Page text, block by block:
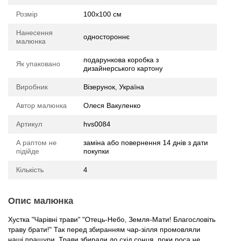
Розмір 100х100 см
Нанесення
малюнка
одностороннє
Як упаковано
подарункова коробка з
дизайнерського картону
Виробник Візерунок, Україна
Автор малюнка Олеся Вакуленко
Артикул hvs0084
А раптом не
підійде
заміна або повернення 14 днів з дати
покупки
Кількість 4
Опис малюнка
Хустка "Чарівні трави" "Отець-Небо, Земля-Мати! Благословіть
траву брати!" Так перед збиранням чар-зілля промовляли